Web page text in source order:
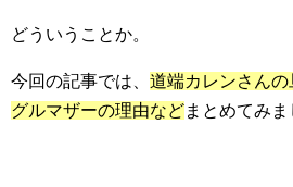
どういうことか。
今回の記事では、 道端カレンさん
グルマザーの理由などまとめてみま